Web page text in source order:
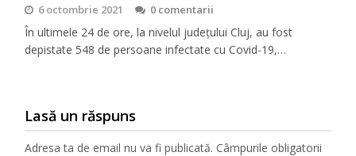
6 octombrie 2021 0 comentarii
În ultimele 24 de ore, la nivelul județului Cluj, au fost
depistate 548 de persoane infectate cu Covid-19,…
Lasă un răspuns
Adresa ta de email nu va fi publicată. Câmpurile obligatorii